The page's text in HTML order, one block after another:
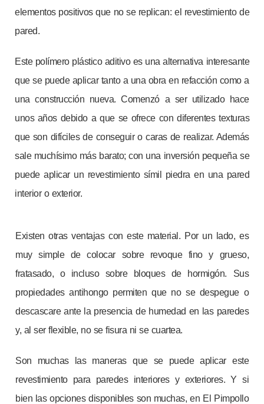
elementos positivos que no se replican: el revestimiento de
pared.
Este polímero plástico aditivo es una alternativa interesante
que se puede aplicar tanto a una obra en refacción como a
una construcción nueva. Comenzó a ser utilizado hace
unos años debido a que se ofrece con diferentes texturas
que son difíciles de conseguir o caras de realizar. Además
sale muchísimo más barato; con una inversión pequeña se
puede aplicar un revestimiento símil piedra en una pared
interior o exterior.
Existen otras ventajas con este material. Por un lado, es
muy simple de colocar sobre revoque fino y grueso,
fratasado, o incluso sobre bloques de hormigón. Sus
propiedades antihongo permiten que no se despegue o
descascare ante la presencia de humedad en las paredes
y, al ser flexible, no se fisura ni se cuartea.
Son muchas las maneras que se puede aplicar este
revestimiento para paredes interiores y exteriores. Y si
bien las opciones disponibles son muchas, en El Pimpollo